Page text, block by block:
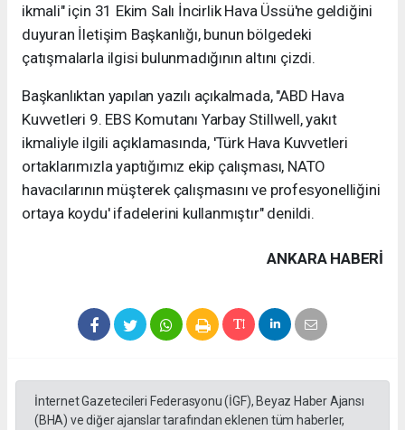
ikmali" için 31 Ekim Salı İncirlik Hava Üssü'ne geldiğini
duyuran İletişim Başkanlığı, bunun bölgedeki
çatışmalarla ilgisi bulunmadığının altını çizdi.
Başkanlıktan yapılan yazılı açıkalmada, "ABD Hava
Kuvvetleri 9. EBS Komutanı Yarbay Stillwell, yakıt
ikmaliyle ilgili açıklamasında, 'Türk Hava Kuvvetleri
ortaklarımızla yaptığımız ekip çalışması, NATO
havacılarının müşterek çalışmasını ve profesyonelliğini
ortaya koydu' ifadelerini kullanmıştır" denildi.
ANKARA HABERİ
İnternet Gazetecileri Federasyonu (İGF), Beyaz Haber Ajansı
(BHA) ve diğer ajanslar tarafından eklenen tüm haberler,